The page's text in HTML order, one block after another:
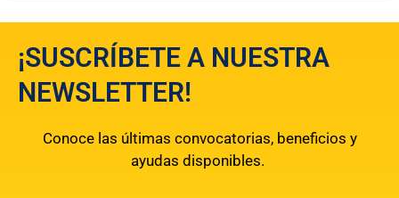
¡SUSCRÍBETE A NUESTRA
NEWSLETTER!
Conoce las últimas convocatorias, beneficios y
ayudas disponibles.